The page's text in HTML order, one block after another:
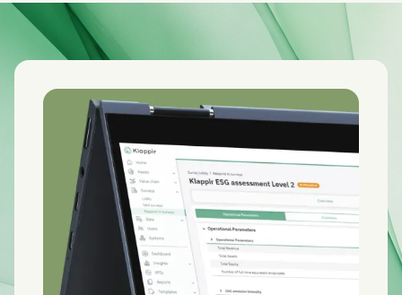
Her er fordelene ved at arbejde med
ESG-data i en ESG-platform.
ARTIKEL